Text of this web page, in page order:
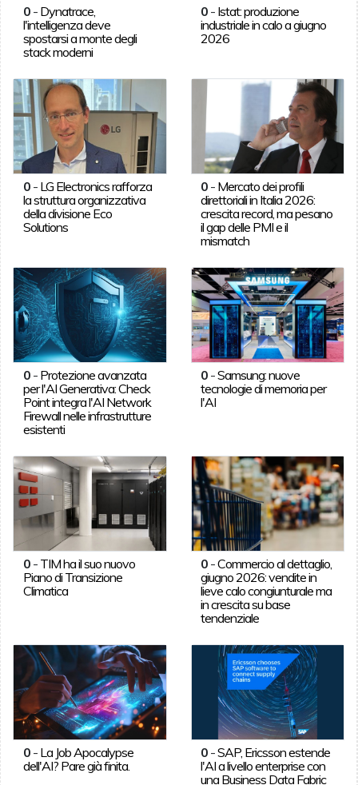
0- Dynatrace,
l'intelligenza deve
spostarsi a monte degli
stack moderni
0 - Istat: produzione
industriale in calo a giugno
2026
0- LG Electronics rafforza
la struttura organizzativa
della divisione Eco
Solutions
0 - Mercato dei profili
direttoriali in Italia 2026:
crescita record, ma pesano
il gap delle PMI e il
mismatch
0- Protezione avanzata
per l'AI Generativa: Check
Point integra l'AI Network
Firewall nelle infrastrutture
esistenti
0 -Samsung: nuove
tecnologie di memoria per
l'AI
0- TIM ha il suo nuovo
Piano di Transizione
Climatica
0 -Commercio al dettaglio,
giugno 2026: vendite in
lieve calo congiunturale ma
in crescita su base
tendenziale
0- La Job Apocalypse
dell'AI? Pare già finita.
0 -SAP, Ericsson estende
l'AI a livello enterprise con
una Business Data Fabric